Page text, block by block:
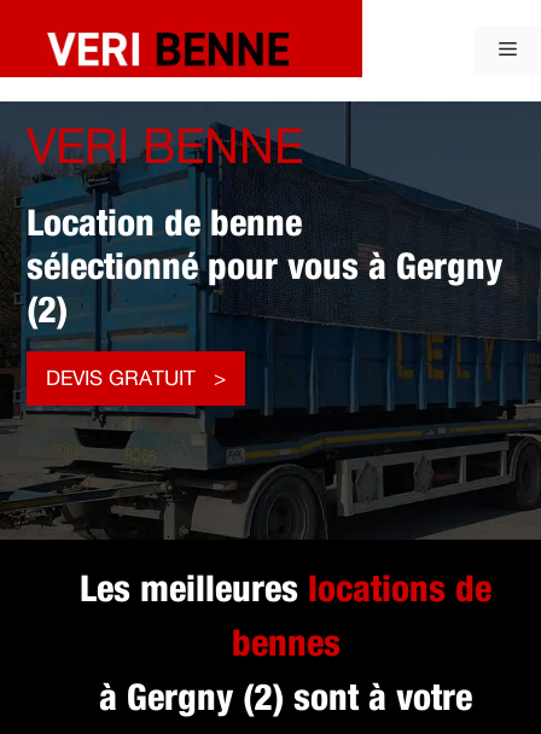
contenu
VERI BENNE
Location de benne
sélectionné pour vous à Gergny
(2)
DEVIS GRATUIT
Les meilleures locations de
bennes
à Gergny (2) sont à votre